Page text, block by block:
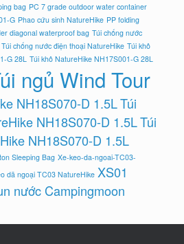
bag PC 7 grade outdoor water container
G Phao cứu sinh NatureHike PP folding
diagonal waterproof bag Túi chống nước
Túi chống nước điện thoại NatureHike Túi khô
G 28L Túi khô NatureHike NH17S001-G 28L
ngủ Wind Tour
NH18S070-D 1.5LTúi
NH18S070-D 1.5LTúi
NH18S070-D 1.5L
Sleeping Bag Xe-keo-da-ngoai-TC03-
dã ngoại TC03 NatureHike XS01
nước Campingmoon